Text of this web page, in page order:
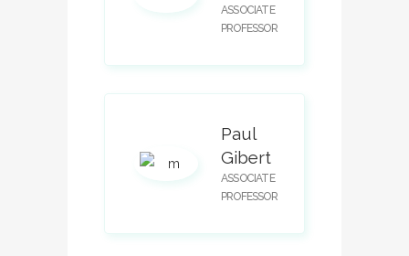
ASSOCIATE
PROFESSOR
Paul
Gibert
ASSOCIATE
PROFESSOR